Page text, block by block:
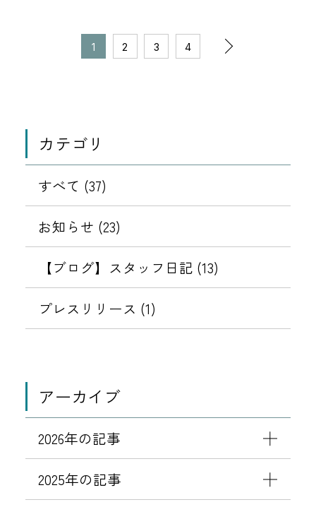
い
不
な
ッ
ー
に
注
く
さ
い
ス
容
変
更
ご
内
ホ
ル
ズ
ク
ブ
セ
ュ
強
化
に
伴
う
3
以
＜
鉄
テ
ク
ラ
＞
キ
1 2 3 4
次
表
示
カテゴリ
すべて (37)
お知らせ (23)
【ブログ】スタッフ日記 (13)
プレスリリース (1)
アーカイブ
2026年の記事
2025年の記事